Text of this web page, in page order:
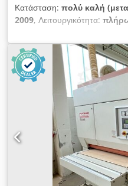
Κατάσταση: πολύ καλή
2009, Λειτουργικότητα:
συνολικό μήκος:2.400 χιλ.,
Barberán TF-1300 – μηχανή
έτος κατασκευής 2009 Προς
της ισπανικής εταιρείας
κατασκευής 2009, σε πολύ
προορίζεται για την κοπή και
λωρίδες υλικών σε ρολά:
μελαμίνη και πλαστικά. Είναι
ασχολούνται με την
παραγωγή συσκευασιών.
κατασκευής: 2009 Μέγιστο
mm (με μικρή